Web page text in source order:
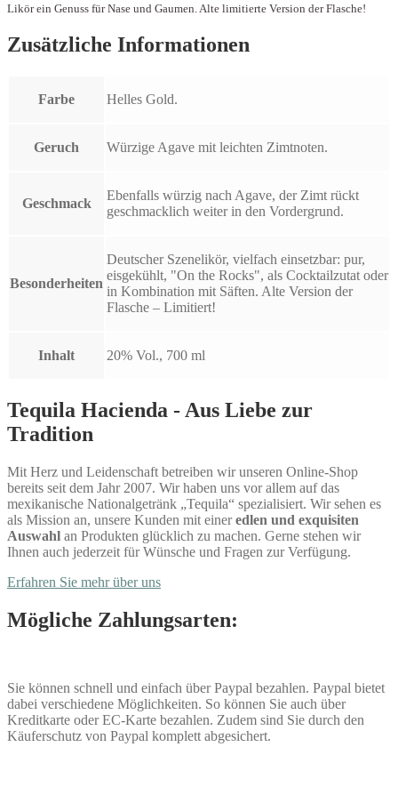
Likör ein Genuss für Nase und Gaumen. Alte limitierte Version der Flasche!
Zusätzliche Informationen
Farbe Helles Gold.
Geruch Würzige Agave mit leichten Zimtnoten.
Geschmack
Ebenfalls würzig nach Agave, der Zimt rückt
geschmacklich weiter in den Vordergrund.
Besonderheiten
Deutscher Szenelikör, vielfach einsetzbar: pur,
eisgekühlt, "On the Rocks", als Cocktailzutat oder
in Kombination mit Säften. Alte Version der
Flasche – Limitiert!
Inhalt 20% Vol., 700 ml
Tequila Hacienda - Aus Liebe zur
Tradition
Mit Herz und Leidenschaft betreiben wir unseren Online-Shop
bereits seit dem Jahr 2007. Wir haben uns vor allem auf das
mexikanische Nationalgetränk „Tequila“ spezialisiert. Wir sehen es
als Mission an, unsere Kunden mit eineredlen und exquisiten
Auswahl an Produkten glücklich zu machen. Gerne stehen wir
Ihnen auch jederzeit für Wünsche und Fragen zur Verfügung.
Erfahren Sie mehr über uns
Mögliche Zahlungsarten:
Sie können schnell und einfach über Paypal bezahlen. Paypal bietet
dabei verschiedene Möglichkeiten. So können Sie auch über
Kreditkarte oder EC-Karte bezahlen. Zudem sind Sie durch den
Käuferschutz von Paypal komplett abgesichert.